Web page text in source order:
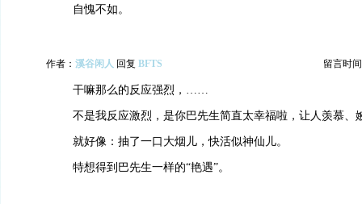
自愧不如。
作者： 溪谷闲人 回复 BFTS 留言时
干嘛那么的反应强烈，……
不是我反应激烈，是你巴先生简直太幸福啦，让人羡慕
就好像：抽了一口大烟儿，快活似神仙儿。
特想得到巴先生一样的“艳遇”。